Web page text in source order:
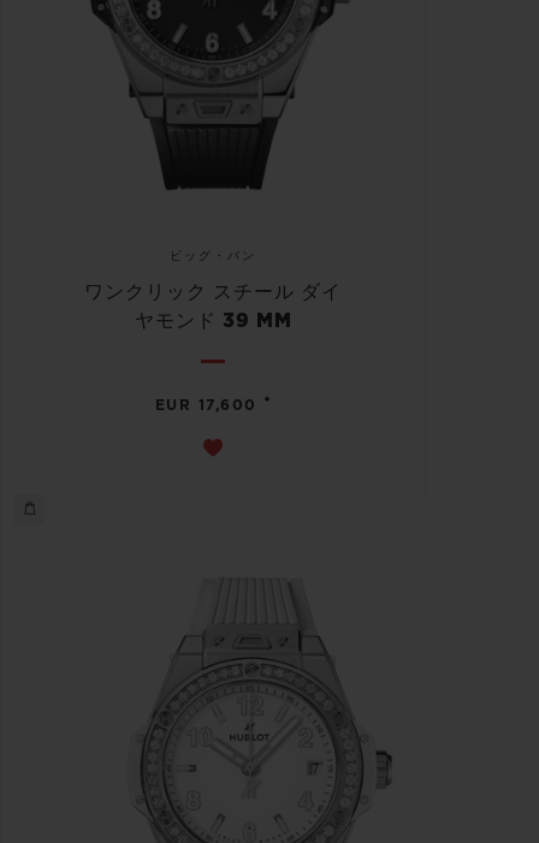
ビッグ・バン
ワンクリック スチール ダイ
ヤモンド 39 MM
EUR 17,600 •